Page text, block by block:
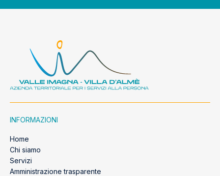
INFORMAZIONI
Home
Chi siamo
Servizi
Amministrazione trasparente